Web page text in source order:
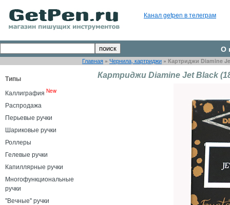
Канал getpen в телеграм
О
Главная » Чернила, картриджи » Картриджи Diamine
Типы
Каллиграфия New
Распродажа
Перьевые ручки
Шариковые ручки
Роллеры
Гелевые ручки
Капиллярные ручки
Многофункциональные
ручки
"Вечные" ручки
Картриджи Diamine Jet Black